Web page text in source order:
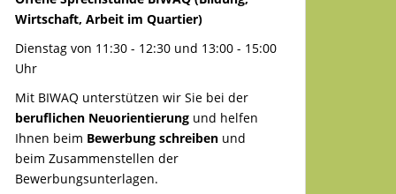
Wirtschaft, Arbeit im Quartier)
Dienstag von 11:30 - 12:30 und 13:00 - 15:00
Uhr
Mit BIWAQ unterstützen wir Sie bei der
beruflichen Neuorientierung und helfen
Ihnen beim Bewerbung schreiben und
beim Zusammenstellen der
Bewerbungsunterlagen.